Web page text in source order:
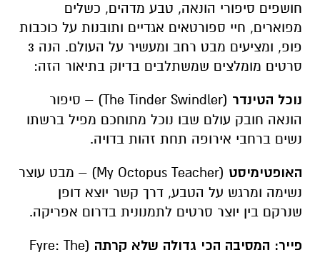
חושפים סיפורי הונאה, טבע מדהים, כשלים
מפוארים, חיי ספורטאים אגדיים ותובנות על כוכבות
פופ, ומציעים מבט רחב ומעשיר על העולם. הנה 3
סרטים מומלצים שמשתלבים בדיוק בתיאור הזה:
נוכל הטינדר
(The Tinder Swindler) – סיפור
הונאה חובק עולם שבו נוכל מתוחכם מפיל ברשתו
נשים ברחבי אירופה תחת זהות בדויה.
האופטימיסט
(My Octopus Teacher) – מבט עוצר
נשימה ומרגש על הטבע, דרך קשר יוצא דופן
שנרקם בין יוצר סרטים לתמנונית בדרום אפריקה.
פייר: המסיבה הכי גדולה שלא קרתה
(Fyre: The